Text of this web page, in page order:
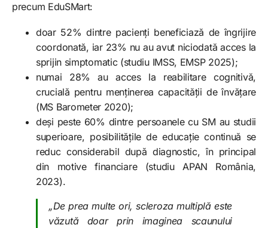
precum EduSMart:
doar 52% dintre pacienți beneficiază de îngrijire
coordonată, iar 23% nu au avut niciodată acces la
sprijin simptomatic (studiu IMSS, EMSP 2025);
numai 28% au acces la reabilitare cognitivă,
crucială pentru menținerea capacității de învățare
(MS Barometer 2020);
deși peste 60% dintre persoanele cu SM au studii
superioare, posibilitățile de educație continuă se
reduc considerabil după diagnostic, în principal
din motive financiare (studiu APAN România,
2023).
„De prea multe ori, scleroza multiplă este
văzută doar prin imaginea scaunului